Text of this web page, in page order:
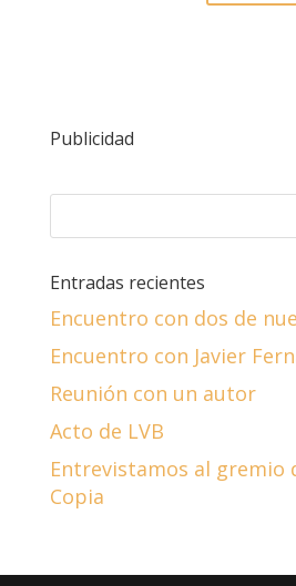
Publicidad
Entradas recientes
Encuentro con dos de
Encuentro con Javier
Reunión con un autor
Acto de LVB
Entrevistamos al gremio
Copia